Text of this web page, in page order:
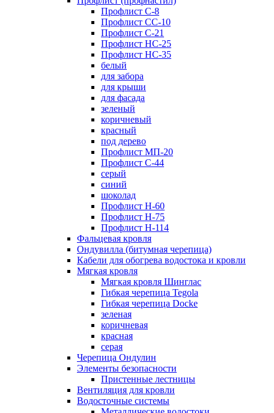
Профлист С-8
Профлист СС-10
Профлист C-21
Профлист НС-25
Профлист НС-35
белый
для забора
для крыши
для фасада
зеленый
коричневый
красный
под дерево
Профлист МП-20
Профлист С-44
серый
синий
шоколад
Профлист Н-60
Профлист Н-75
Профлист H-114
Фальцевая кровля
Ондувилла (битумная черепица)
Кабели для обогрева водостока и кровли
Мягкая кровля
Мягкая кровля Шинглас
Гибкая черепица Tegola
Гибкая черепица Docke
зеленая
коричневая
красная
серая
Черепица Ондулин
Элементы безопасности
Пристенные лестницы
Вентиляция для кровли
Водосточные системы